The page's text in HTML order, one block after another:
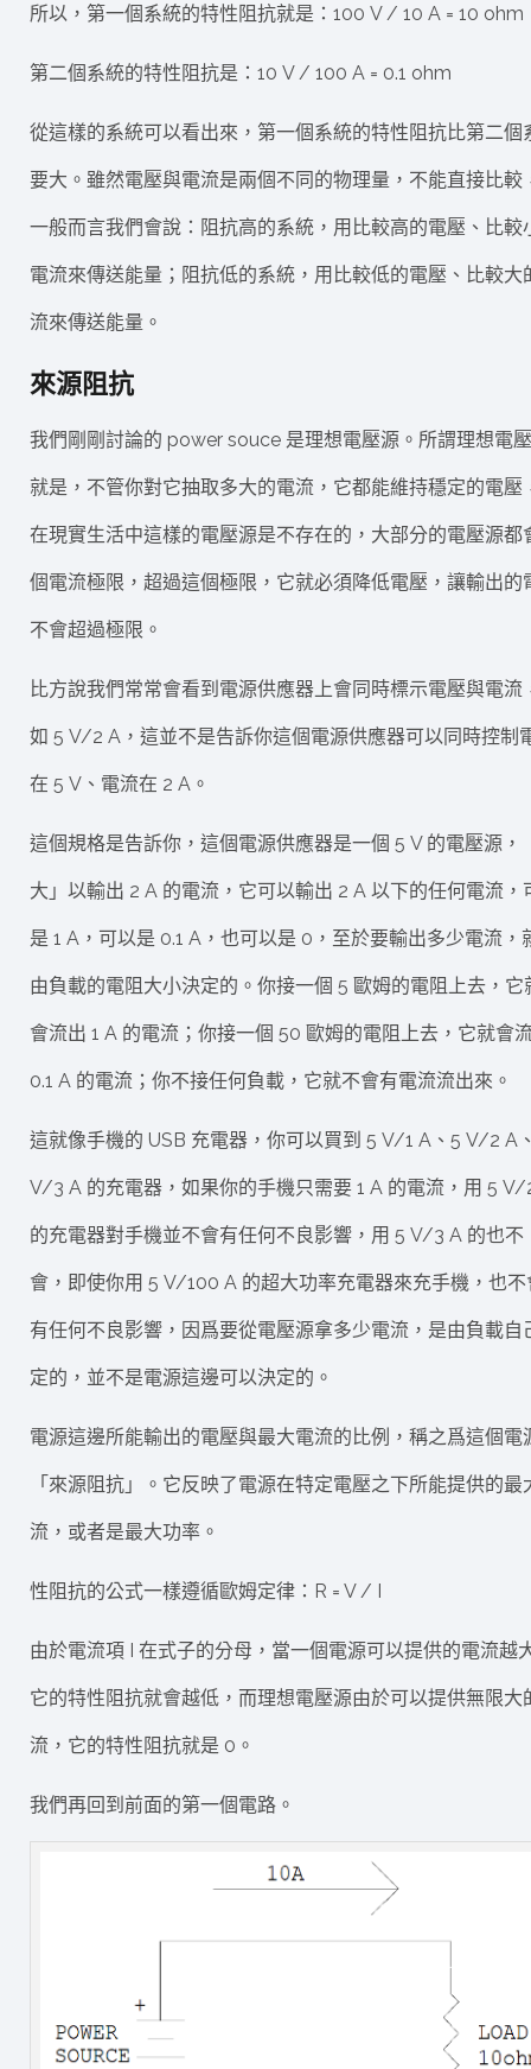
所以，第一個系統的特性阻抗就是：100 V / 10 A = 10 ohm
第二個系統的特性阻抗是：10 V / 100 A = 0.1 ohm
從這樣的系統可以看出來，第一個系統的特性阻抗比第二個
要大。雖然電壓與電流是兩個不同的物理量，不能直接比較
一般而言我們會說：阻抗高的系統，用比較高的電壓、比較
電流來傳送能量；阻抗低的系統，用比較低的電壓、比較大
流來傳送能量。
來源阻抗
我們剛剛討論的 power souce 是理想電壓源。所謂理想電
就是，不管你對它抽取多大的電流，它都能維持穩定的電壓
在現實生活中這樣的電壓源是不存在的，大部分的電壓源都
個電流極限，超過這個極限，它就必須降低電壓，讓輸出的
不會超過極限。
比方說我們常常會看到電源供應器上會同時標示電壓與電流
如 5 V/2 A，這並不是告訴你這個電源供應器可以同時控制
在 5 V、電流在 2 A。
這個規格是告訴你，這個電源供應器是一個 5 V 的電壓源，
大」以輸出 2 A 的電流，它可以輸出 2 A 以下的任何電流，
是 1 A，可以是 0.1 A，也可以是 0，至於要輸出多少電流，
由負載的電阻大小決定的。你接一個 5 歐姆的電阻上去，它
會流出 1 A 的電流；你接一個 50 歐姆的電阻上去，它就會
0.1 A 的電流；你不接任何負載，它就不會有電流流出來。
這就像手機的 USB 充電器，你可以買到 5 V/1 A、5 V/2 A
V/3 A 的充電器，如果你的手機只需要 1 A 的電流，用 5 V/
的充電器對手機並不會有任何不良影響，用 5 V/3 A 的也不
會，即使你用 5 V/100 A 的超大功率充電器來充手機，也不
有任何不良影響，因爲要從電壓源拿多少電流，是由負載自
定的，並不是電源這邊可以決定的。
電源這邊所能輸出的電壓與最大電流的比例，稱之爲這個電
「來源阻抗」。它反映了電源在特定電壓之下所能提供的最
流，或者是最大功率。
性阻抗的公式一樣遵循歐姆定律：R = V / I
由於電流項 I 在式子的分母，當一個電源可以提供的電流越
它的特性阻抗就會越低，而理想電壓源由於可以提供無限大
流，它的特性阻抗就是 0。
我們再回到前面的第一個電路。